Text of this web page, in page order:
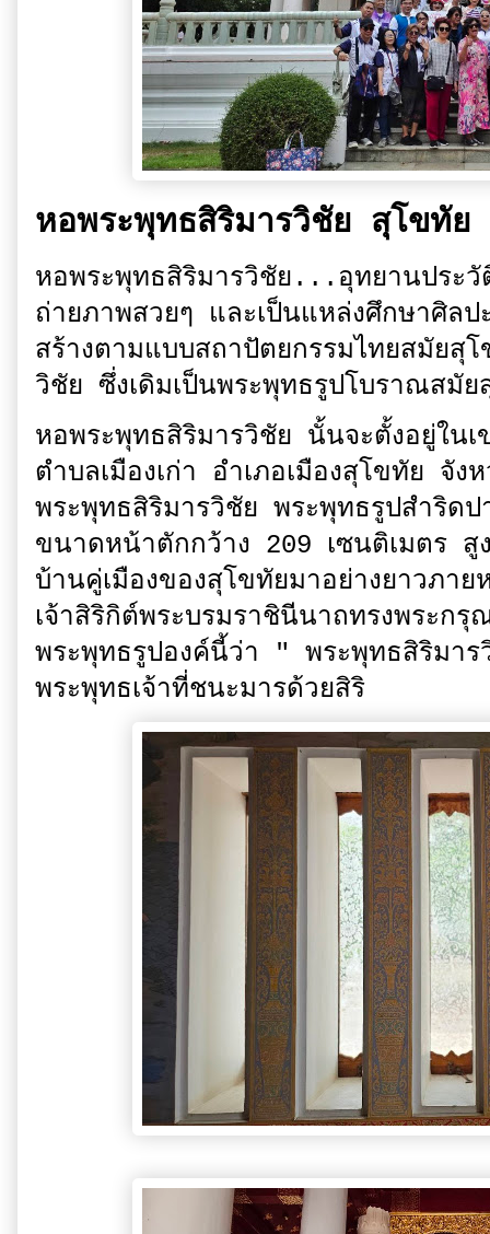
หอพระพุทธสิริมารวิชัย สุโขทัย
หอพระพุทธสิริมารวิชัย...อุทยานปร
ถ่ายภาพสวยๆ และเป็นแหล่งศึกษาศิล
สร้างตามแบบสถาปัตยกรรมไทยสมัยสุ
วิชัย ซึ่งเดิมเป็นพระพุทธรูปโบราณสมั
หอพระพุทธสิริมารวิชัย นั้นจะตั้งอยู่ใน
ตำบลเมืองเก่า อำเภอเมืองสุโขทัย จั
พระพุทธสิริมารวิชัย พระพุทธรูปสำริด
ขนาดหน้าตักกว้าง 209 เซนติเมตร สู
บ้านคู่เมืองของสุโขทัยมาอย่างยาวภ
เจ้าสิริกิต์พระบรมราชินีนาถทรงพระก
พระพุทธรูปองค์นี้ว่า " พระพุทธสิริม
พระพุทธเจ้าที่ชนะมารด้วยสิริ